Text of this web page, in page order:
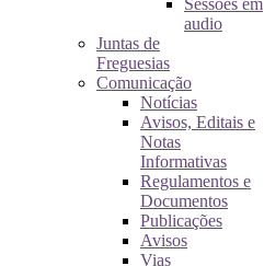
Sessões em
audio
Juntas de
Freguesias
Comunicação
Notícias
Avisos, Editais e
Notas
Informativas
Regulamentos e
Documentos
Publicações
Avisos
Vias